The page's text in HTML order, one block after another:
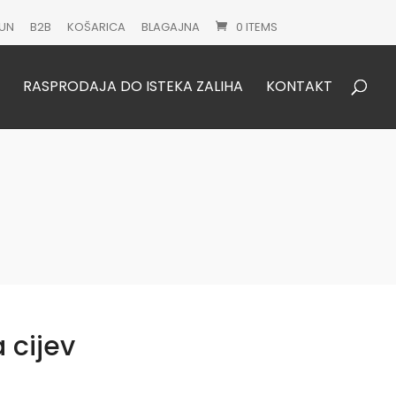
B2B KOŠARICA BLAGAJNA 0 ITEMS
RASPRODAJA DO ISTEKA ZALIHA KONTAKT
Products
cijev